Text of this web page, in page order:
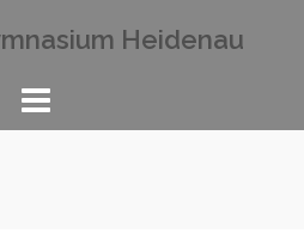
Heidenau